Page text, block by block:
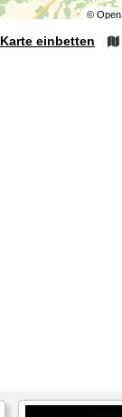
©
Karte einbetten